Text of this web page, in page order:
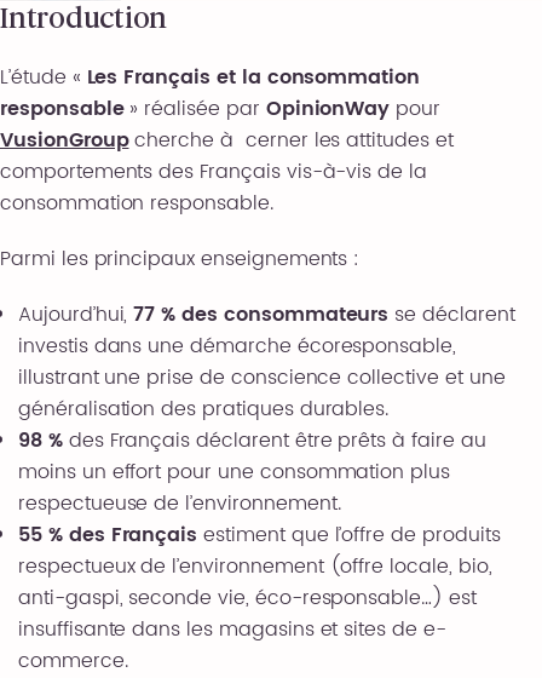
Introduction
L’étude « Les Français et la consommation
responsable» réalisée par OpinionWay pour
VusionGroupcherche à cerner les attitudes et
comportements des Français vis-à-vis de la
consommation responsable.
Parmi les principaux enseignements :
Aujourd’hui,77 % des consommateurs se déclarent
investis dans une démarche écoresponsable,
illustrant une prise de conscience collective et une
généralisation des pratiques durables.
98 %des Français déclarent être prêts à faire au
moins un effort pour une consommation plus
respectueuse de l’environnement.
55 % des Français estiment que l’offre de produits
respectueux de l’environnement (offre locale, bio,
anti-gaspi, seconde vie, éco-responsable…) est
insuffisante dans les magasins et sites de e-
commerce.